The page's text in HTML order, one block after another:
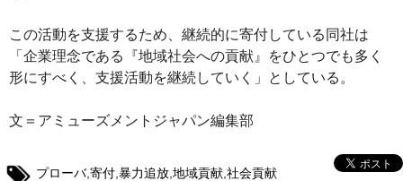
この活動を支援するため、継続的に寄付している同社は
「企業理念である『地域社会への貢献』をひとつでも多く
形にすべく、支援活動を継続していく」としている。
文＝アミューズメントジャパン編集部
プローバ,寄付 暴力追放 地域貢献 社会貢献